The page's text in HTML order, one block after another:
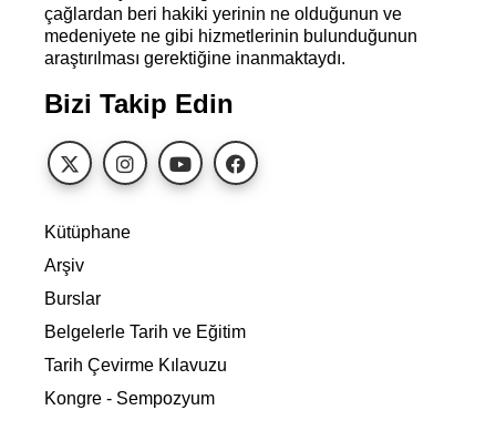
çağlardan beri hakiki yerinin ne olduğunun ve
medeniyete ne gibi hizmetlerinin bulunduğunun
araştırılması gerektiğine inanmaktaydı.
Bizi Takip Edin
Kütüphane
Arşiv
Burslar
Belgelerle Tarih ve Eğitim
Tarih Çevirme Kılavuzu
Kongre - Sempozyum